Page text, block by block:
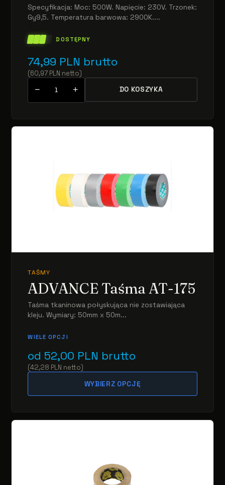
Specyfikacja: Moc: 500W. Napięcie: 230V. Trzonek:
Gy9,5. Temperatura barwowa: 2900K....
DOSTĘPNY
74,99 PLN brutto
(60,97 PLN netto)
− + DO KOSZYKA
TAŚMY
ADVANCE Taśma AT-175
Taśma tkaninowa połyskująca nie zostawiająca
kleju. Wymiary: 50mm x 50m...
WIELE OPCJI
od 52,00 PLN brutto
(42,28 PLN netto)
WYBIERZ OPCJĘ